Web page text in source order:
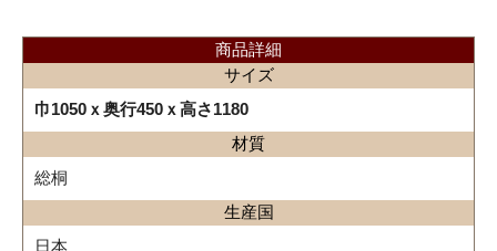
商品詳細
サイズ
巾1050ｘ奥行450ｘ高さ1180
材質
総桐
生産国
日本